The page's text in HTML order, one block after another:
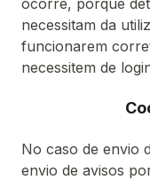
ocorre, porque
necessitam da
funcionarem
necessitem de
No caso de envio
envio de avisos